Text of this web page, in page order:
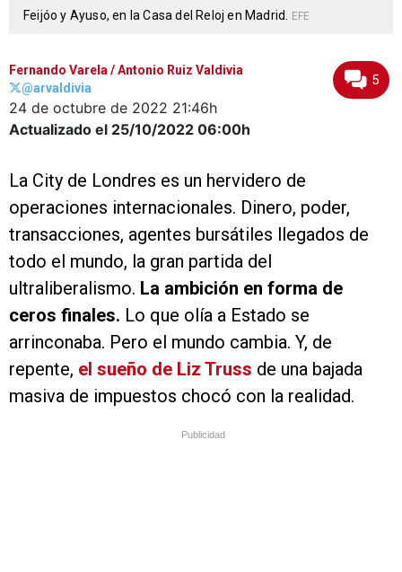
Feijóo y Ayuso, en la Casa del Reloj en Madrid. EFE
Fernando Varela /Antonio Ruiz Valdivia
@arvaldivia
24 de octubre de 2022 21:46h
Actualizado el 25/10/2022 06:00h
5
La City de Londres es un hervidero de
operaciones internacionales. Dinero, poder,
transacciones, agentes bursátiles llegados de
todo el mundo, la gran partida del
ultraliberalismo. La ambición en forma de
ceros finales. Lo que olía a Estado se
arrinconaba. Pero el mundo cambia. Y, de
repente, el sueño de Liz Truss de una bajada
masiva de impuestos chocó con la realidad.
Publicidad